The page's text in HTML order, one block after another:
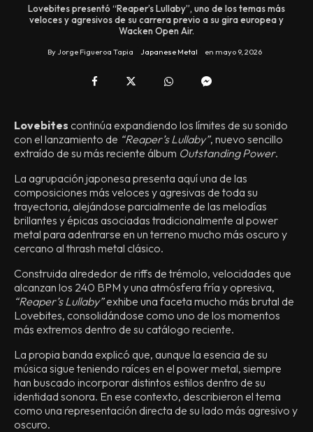
Lovebites presentó “Reaper’s Lullaby”, uno de los temas más
veloces y agresivos de su carrera previo a su gira europea y
Wacken Open Air.
By Jorge Figueroa Tapia Japanese Metal en mayo 9, 2026
Lovebites continúa expandiendo los límites de su sonido
con el lanzamiento de “Reaper’s Lullaby”, nuevo sencillo
extraído de su más reciente álbum Outstanding Power.
La agrupación japonesa presenta aquí una de las
composiciones más veloces y agresivas de toda su
trayectoria, alejándose parcialmente de las melodías
brillantes y épicas asociadas tradicionalmente al power
metal para adentrarse en un terreno mucho más oscuro y
cercano al thrash metal clásico.
Construida alrededor de riffs de trémolo, velocidades que
alcanzan los 240 BPM y una atmósfera fría y opresiva,
“Reaper’s Lullaby”exhibe una faceta mucho más brutal de
Lovebites, consolidándose como uno de los momentos
más extremos dentro de su catálogo reciente.
La propia banda explicó que, aunque la esencia de su
música sigue teniendo raíces en el power metal, siempre
han buscado incorporar distintos estilos dentro de su
identidad sonora. En ese contexto, describieron el tema
como una representación directa de su lado más agresivo y
oscuro.